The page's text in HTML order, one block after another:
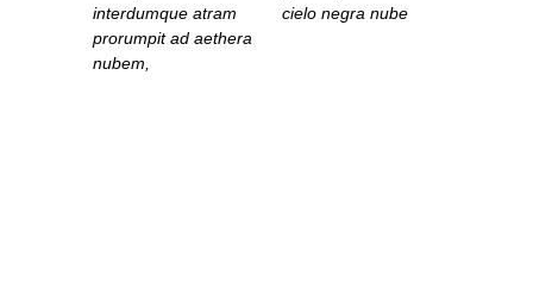
interdumque atram
prorumpit ad aethera
nubem,
cielo negra nube